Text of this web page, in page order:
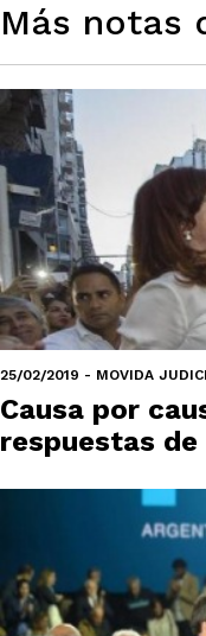
Más notas
25/02/2019 - MOVIDA
Causa por
respuestas